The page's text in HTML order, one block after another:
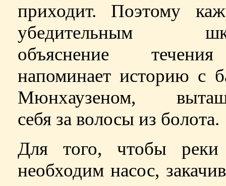
приходит. Поэтому
убедительным
объяснение
напоминает историю с
Мюнхаузеном,
себя за волосы из болота.
Для того, чтобы реки
необходим насос,